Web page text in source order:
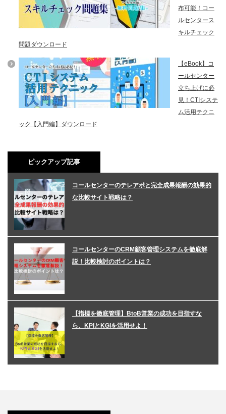
布可能！コー
ルセンタース
キルチェック
問題ダウンロード
【eBook】コ
ールセンター
立ち上げに必
見！CTIシステ
ム活用テクニ
ック【入門編】ダウンロード
ピックアップ記事
コールセンターのテレアポと完全成果報酬の効果的
な比較サイト戦略は？
コールセンターのCRM顧客管理システムを徹底解
説！比較検討のポイントは？
【指標を徹底管理】BtoB営業の成功を目指すな
ら、KPIとKGIを活用せよ！